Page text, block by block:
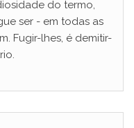
do termo,
ser - em todas as
Fugir-lhes, é demitir-